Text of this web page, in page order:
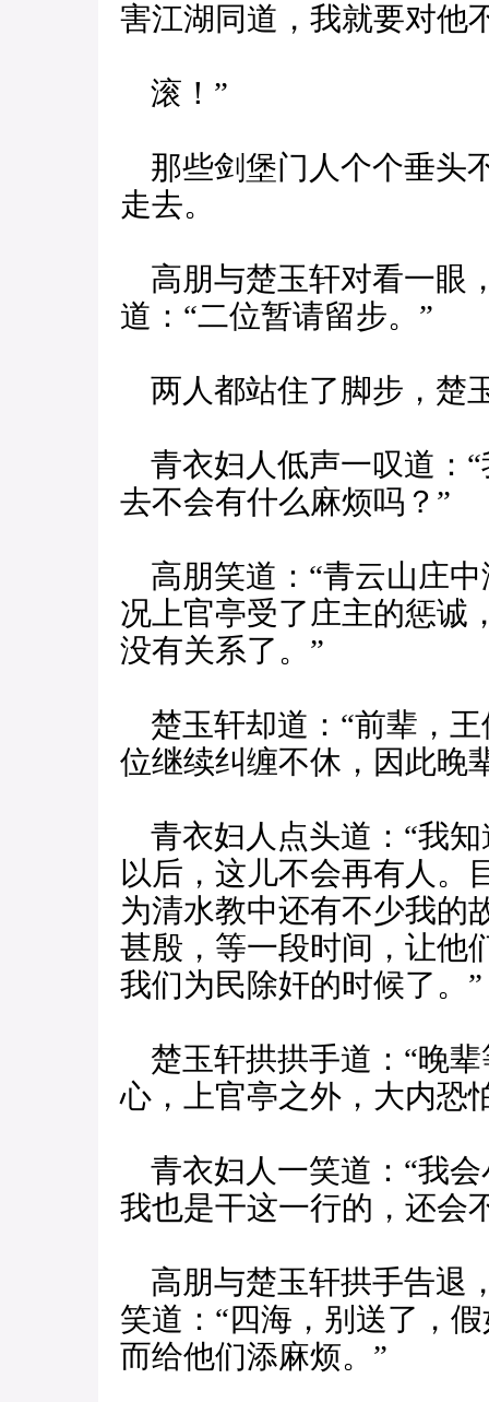
害江湖同道，我就要对他
滚！”
那些剑堡门人个个垂头
走去。
高朋与楚玉轩对看一眼
道：“二位暂请留步。”
两人都站住了脚步，楚
青衣妇人低声一叹道：
去不会有什么麻烦吗？”
高朋笑道：“青云山庄
况上官亭受了庄主的惩诚
没有关系了。”
楚玉轩却道：“前辈，
位继续纠缠不休，因此
青衣妇人点头道：“我
以后，这儿不会再有人。
为清水教中还有不少我的
甚殷，等一段时间，让他
我们为民除奸的时候了。”
楚玉轩拱拱手道：“晚
心，上官亭之外，大内恐
青衣妇人一笑道：“我
我也是干这一行的，还会
高朋与楚玉轩拱手告退
笑道：“四海，别送了，
而给他们添麻烦。”